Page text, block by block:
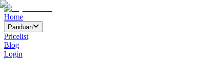
Home
Panduan
Pricelist
Blog
Login